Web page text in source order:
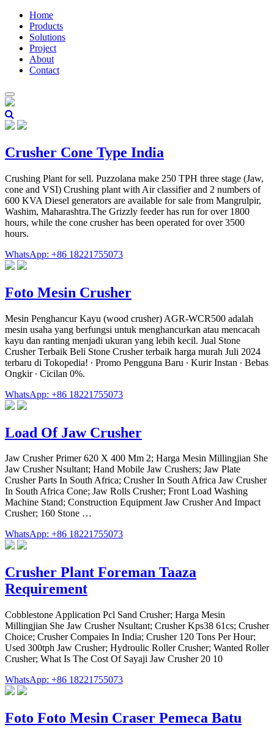
Home
Products
Solutions
Project
About
Contact
Crusher Cone Type India
Crushing Plant for sell. Puzzolana make 250 TPH three stage (Jaw,
cone and VSI) Crushing plant with Air classifier and 2 numbers of
600 KVA Diesel generators are available for sale from Mangrulpir,
Washim, Maharashtra.The Grizzly feeder has run for over 1800
hours, while the cone crusher has been operated for over 3500
hours.
WhatsApp: +86 18221755073
Foto Mesin Crusher
Mesin Penghancur Kayu (wood crusher) AGR-WCR500 adalah
mesin usaha yang berfungsi untuk menghancurkan atau mencacah
kayu dan ranting menjadi ukuran yang lebih kecil. Jual Stone
Crusher Terbaik Beli Stone Crusher terbaik harga murah Juli 2024
terbaru di Tokopedia! ∙ Promo Pengguna Baru ∙ Kurir Instan ∙ Bebas
Ongkir ∙ Cicilan 0%.
WhatsApp: +86 18221755073
Load Of Jaw Crusher
Jaw Crusher Primer 620 X 400 Mm 2; Harga Mesin Millingjian She
Jaw Crusher Nsultant; Hand Mobile Jaw Crushers; Jaw Plate
Crusher Parts In South Africa; Crusher In South Africa Jaw Crusher
In South Africa Cone; Jaw Rolls Crusher; Front Load Washing
Machine Stand; Construction Equipment Jaw Crusher And Impact
Crusher; 160 Stone …
WhatsApp: +86 18221755073
Crusher Plant Foreman Taaza
Requirement
Cobblestone Application Pcl Sand Crusher; Harga Mesin
Millingjian She Jaw Crusher Nsultant; Crusher Kps38 61cs; Crusher
Choice; Crusher Compaies In India; Crusher 120 Tons Per Hour;
Used 300tph Jaw Crusher; Hydroulic Roller Crusher; Wanted Roller
Crusher; What Is The Cost Of Sayaji Jaw Crusher 20 10
WhatsApp: +86 18221755073
Foto Foto Mesin Craser Pemeca Batu